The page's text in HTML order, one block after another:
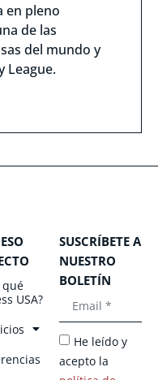
en pleno
de las
del mundo y
League.
qué
USA?
SUSCRÍBETE A
NUESTRO
BOLETÍN
He leído y
acepto la